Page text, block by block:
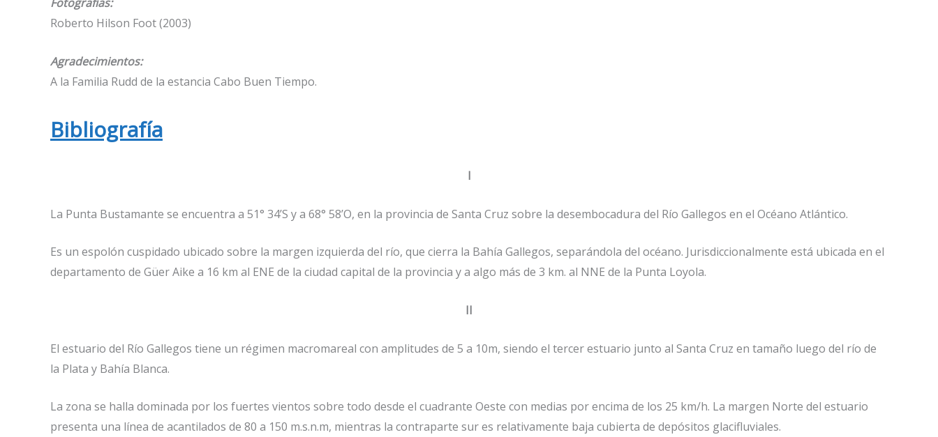
Roberto Hilson Foot (2003)
Agradecimientos:
A la Familia Rudd de la estancia Cabo Buen Tiempo.
Bibliografía
I
La Punta Bustamante se encuentra a 51° 34’S y a 68° 58’O, en la provincia de Santa Cruz sobre la desembocadura del Río Gallegos en el Océano Atlántico.
Es un espolón cuspidado ubicado sobre la margen izquierda del río, que cierra la Bahía Gallegos, separándola del océano. Jurisdiccionalmente está ubicada en el
departamento de Güer Aike a 16 km al ENE de la ciudad capital de la provincia y a algo más de 3 km. al NNE de la Punta Loyola.
II
El estuario del Río Gallegos tiene un régimen macromareal con amplitudes de 5 a 10m, siendo el tercer estuario junto al Santa Cruz en tamaño luego del río de
la Plata y Bahía Blanca.
La zona se halla dominada por los fuertes vientos sobre todo desde el cuadrante Oeste con medias por encima de los 25 km/h. La margen Norte del estuario
presenta una línea de acantilados de 80 a 150 m.s.n.m, mientras la contraparte sur es relativamente baja cubierta de depósitos glacifluviales.